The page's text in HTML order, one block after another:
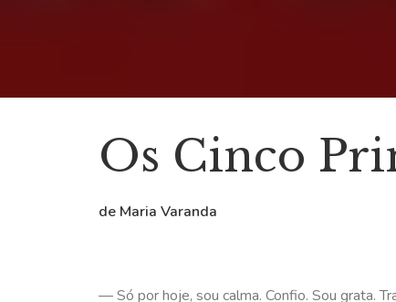
Os Cinco
de Maria Varanda
— Só por hoje, sou calma. Confio. Sou grata.